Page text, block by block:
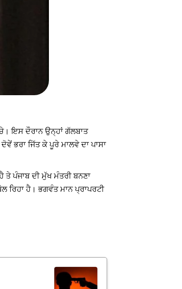
ਇਸ ਦੌਰਾਨ ਉਨ੍ਹਾਂ ਗੱਲਬਾਤ
ਭਰਾ ਜਿੱਤ ਕੇ ਪੂਰੇ ਮਾਲਵੇ ਦਾ ਪਾਸਾ
ਤੇ ਪੰਜਾਬ ਦੀ ਮੁੱਖ ਮੰਤਰੀ ਬਨਣਾ
ਰਿਹਾ ਹੈ। ਭਗਵੰਤ ਮਾਨ ਪ੍ਰਾਪਰਟੀ